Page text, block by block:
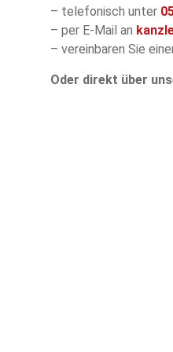
– telefonisch unter
– per E-Mail an
– vereinbaren Sie
Oder direkt über